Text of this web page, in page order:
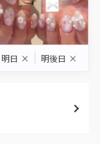
明日 × 明後日 ×